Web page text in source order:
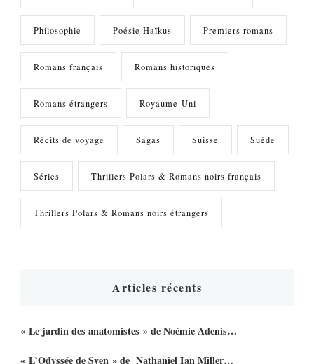
Philosophie Poésie Haïkus Premiers romans
Romans français Romans historiques
Romans étrangers Royaume-Uni
Récits de voyage Sagas Suisse Suède
Séries Thrillers Polars & Romans noirs français
Thrillers Polars & Romans noirs étrangers
Articles récents
« Le jardin des anatomistes » de Noémie Adenis…
« L’Odyssée de Sven » de Nathaniel Ian Miller…